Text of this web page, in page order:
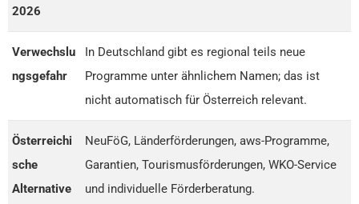
2026
Verwechslu
ngsgefahr
In Deutschland gibt es regional teils neue
Programme unter ähnlichem Namen; das ist
nicht automatisch für Österreich relevant.
Österreichi
sche
Alternative
NeuFöG, Länderförderungen, aws-Programme,
Garantien, Tourismusförderungen, WKO-Service
und individuelle Förderberatung.